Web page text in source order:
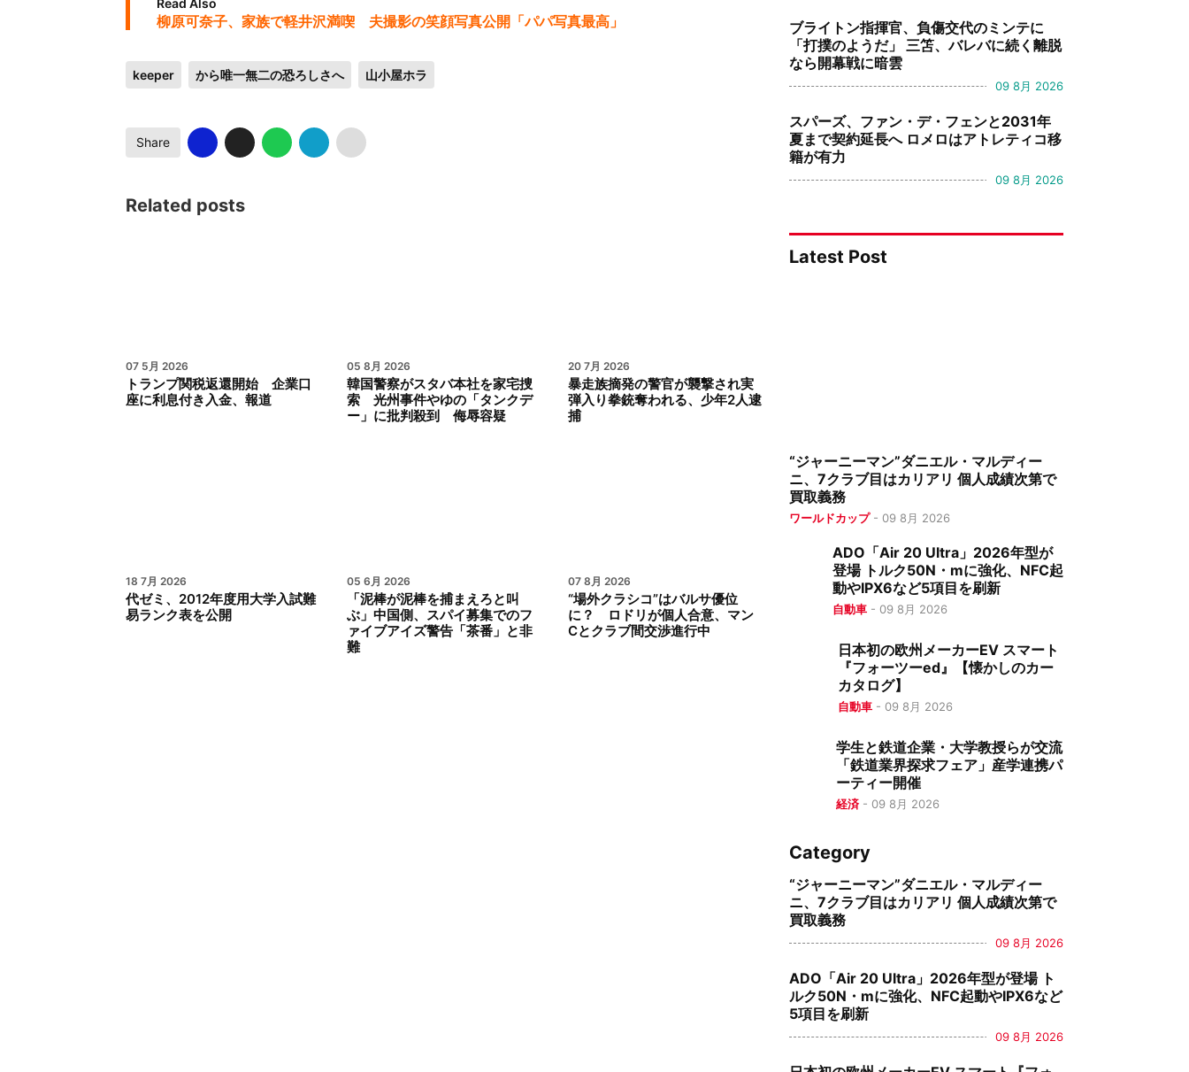
Read Also
柳原可奈子、家族で軽井沢満喫 夫撮影の笑顔写真公開「パパ写真最高」
keeper から唯一無二の恐ろしさへ 山小屋ホラ
Share
Related posts
07 5月 2026
トランプ関税返還開始 企業口
座に利息付き入金、報道
05 8月 2026
韓国警察がスタバ本社を家宅捜
索 光州事件やゆの「タンクデ
ー」に批判殺到 侮辱容疑
20 7月 2026
暴走族摘発の警官が襲撃され実
弾入り拳銃奪われる、少年2人逮
捕
18 7月 2026
代ゼミ、2012年度用大学入試難
易ランク表を公開
05 6月 2026
「泥棒が泥棒を捕まえろと叫
ぶ」中国側、スパイ募集でのフ
ァイブアイズ警告「茶番」と非
難
07 8月 2026
“場外クラシコ”はバルサ優位
に？ ロドリが個人合意、マン
Cとクラブ間交渉進行中
ブライトン指揮官、負傷交代のミンテに
「打撲のようだ」 三笘、バレバに続く離脱
なら開幕戦に暗雲
09 8月 2026
スパーズ、ファン・デ・フェンと2031年
夏まで契約延長へ ロメロはアトレティコ移
籍が有力
09 8月 2026
Latest Post
“ジャーニーマン”ダニエル・マルディー
ニ、7クラブ目はカリアリ 個人成績次第で
買取義務
ワールドカップ- 09 8月 2026
ADO「Air 20 Ultra」2026年型が
登場 トルク50N・mに強化、NFC起
動やIPX6など5項目を刷新
自動車- 09 8月 2026
日本初の欧州メーカーEV スマート
『フォーツーed』【懐かしのカー
カタログ】
自動車- 09 8月 2026
学生と鉄道企業・大学教授らが交流
「鉄道業界探求フェア」産学連携パ
ーティー開催
経済- 09 8月 2026
Category
“ジャーニーマン”ダニエル・マルディー
ニ、7クラブ目はカリアリ 個人成績次第で
買取義務
09 8月 2026
ADO「Air 20 Ultra」2026年型が登場 ト
ルク50N・mに強化、NFC起動やIPX6など
5項目を刷新
09 8月 2026